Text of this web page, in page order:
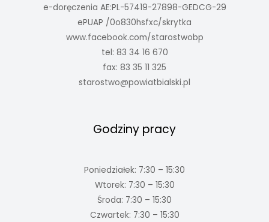
e-doręczenia AE:PL-57419-27898-GEDCG-29
ePUAP /0o830hsfxc/skrytka
www.facebook.com/starostwobp
tel: 83 34 16 670
fax: 83 35 11 325
starostwo@powiatbialski.pl
Godziny pracy
Poniedziałek: 7:30 – 15:30
Wtorek: 7:30 – 15:30
Środa: 7:30 – 15:30
Czwartek: 7:30 – 15:30